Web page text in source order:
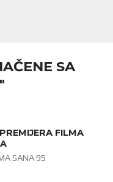
SA
FILMA
SANA 95